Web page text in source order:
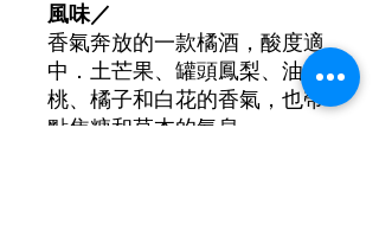
風味／
香氣奔放的一款橘酒，酸度適
中．土芒果、罐頭鳳梨、油
桃、橘子和白花的香氣，也帶
點焦糖和草本的氣息。